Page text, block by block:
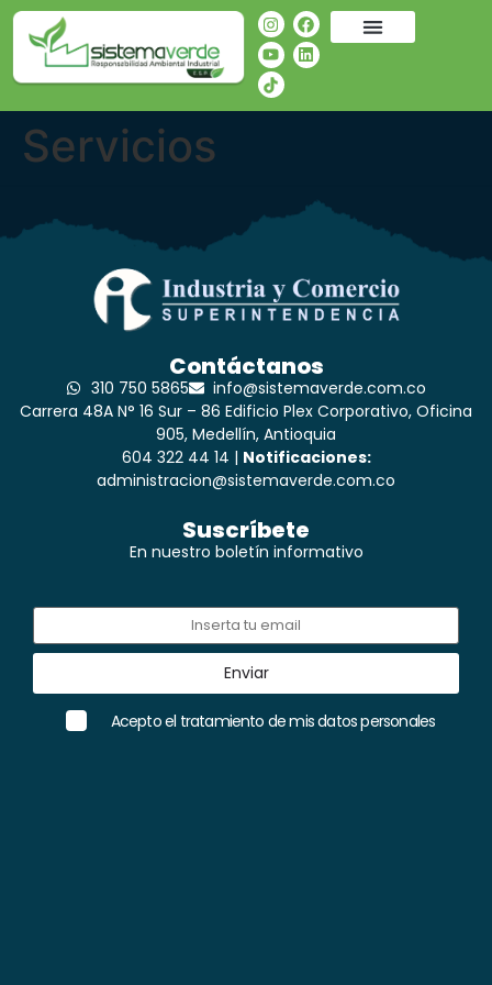
Servicios
Contáctanos
310 750 5865
info@sistemaverde.com.co
Carrera 48A N° 16 Sur – 86 Edificio Plex Corporativo, Oficina
905, Medellín, Antioquia
604 322 44 14 | Notificaciones:
administracion@sistemaverde.com.co
Suscríbete
En nuestro boletín informativo
Acepto el tratamiento de mis datos personales